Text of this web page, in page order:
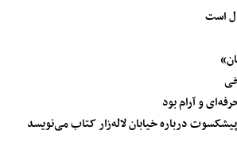
است
و آرام بود
درباره خیابان لاله‌زار کتاب می‌نویسد